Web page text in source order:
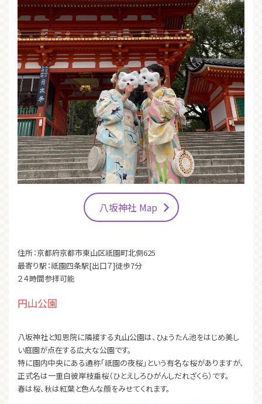
八坂神社 Map
住所：京都府京都市東山区祇園町北側625
最寄り駅：祇園四条駅[出口７]徒歩7分
２４時間参拝可能
円山公園
八坂神社と知恩院に隣接する丸山公園は、ひょうたん池をはじめ美し
い庭園が点在する広大な公園です。
特に園内中央にある通称「祇園の夜桜」という有名な桜がありますが、
正式名は一重白彼岸枝垂桜（ひとえしろひがんしだれざくら）です。
春は桜、秋は紅葉と色んな顔をみせてくれます。